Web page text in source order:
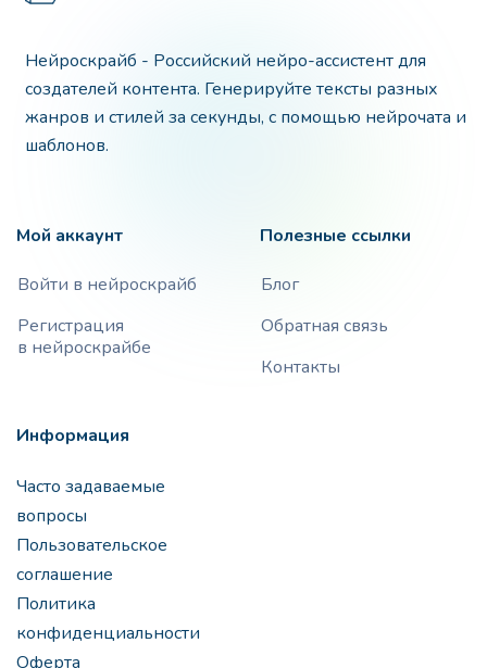
Нейроскрайб - Российский нейро-ассистент для
создателей контента. Генерируйте тексты разных
жанров и стилей за секунды, с помощью нейрочата и
шаблонов.
Мой аккаунт
Войти в нейроскрайб
Регистрация
в нейроскрайбе
Полезные ссылки
Блог
Обратная связь
Контакты
Информация
Часто задаваемые
вопросы
Пользовательское
соглашение
Политика
конфиденциальности
Оферта